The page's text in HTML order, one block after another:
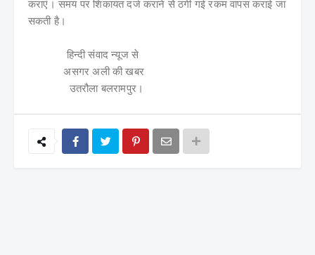
कराएं। समय पर शिकायत दर्ज कराने से ठगी गई रकम वापस कराई जा
सकती है।
हिन्दी संवाद न्यूज से
असगर अली की खबर
उतरौला बलरामपुर।